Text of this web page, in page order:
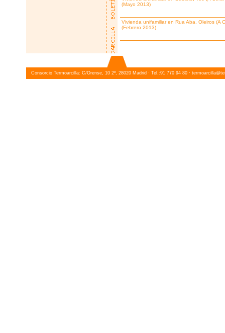
(Mayo 2013)
Vivienda unifamiliar en Rua Aba, Oleiros (A
(Febrero 2013)
Consorcio Termoarcilla: C/Orense, 10 2º, 28020 Madrid · Tel.:91 770 94 80 ·